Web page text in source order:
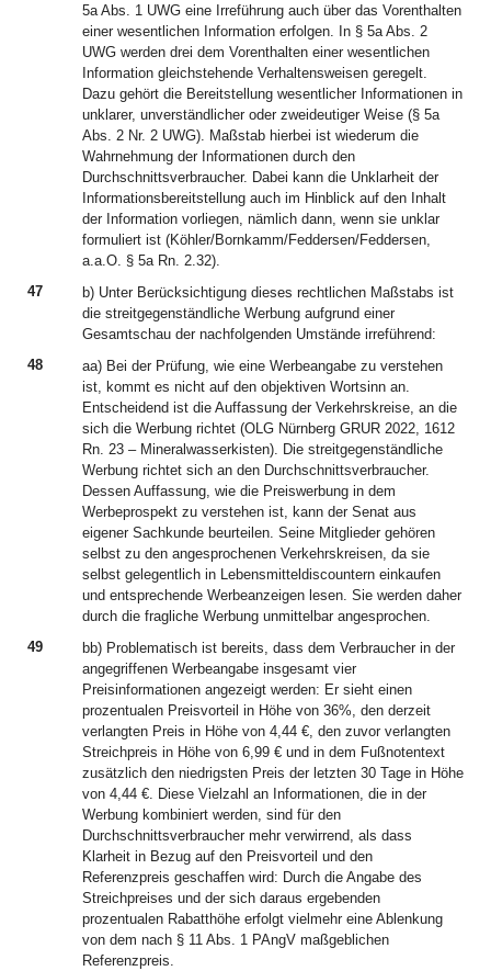
5a Abs. 1 UWG eine Irreführung auch über das Vorenthalten
einer wesentlichen Information erfolgen. In § 5a Abs. 2
UWG werden drei dem Vorenthalten einer wesentlichen
Information gleichstehende Verhaltensweisen geregelt.
Dazu gehört die Bereitstellung wesentlicher Informationen in
unklarer, unverständlicher oder zweideutiger Weise (§ 5a
Abs. 2 Nr. 2 UWG). Maßstab hierbei ist wiederum die
Wahrnehmung der Informationen durch den
Durchschnittsverbraucher. Dabei kann die Unklarheit der
Informationsbereitstellung auch im Hinblick auf den Inhalt
der Information vorliegen, nämlich dann, wenn sie unklar
formuliert ist (Köhler/Bornkamm/Feddersen/Feddersen,
a.a.O. § 5a Rn. 2.32).
47
b) Unter Berücksichtigung dieses rechtlichen Maßstabs ist
die streitgegenständliche Werbung aufgrund einer
Gesamtschau der nachfolgenden Umstände irreführend:
48
aa) Bei der Prüfung, wie eine Werbeangabe zu verstehen
ist, kommt es nicht auf den objektiven Wortsinn an.
Entscheidend ist die Auffassung der Verkehrskreise, an die
sich die Werbung richtet (OLG Nürnberg GRUR 2022, 1612
Rn. 23 – Mineralwasserkisten). Die streitgegenständliche
Werbung richtet sich an den Durchschnittsverbraucher.
Dessen Auffassung, wie die Preiswerbung in dem
Werbeprospekt zu verstehen ist, kann der Senat aus
eigener Sachkunde beurteilen. Seine Mitglieder gehören
selbst zu den angesprochenen Verkehrskreisen, da sie
selbst gelegentlich in Lebensmitteldiscountern einkaufen
und entsprechende Werbeanzeigen lesen. Sie werden daher
durch die fragliche Werbung unmittelbar angesprochen.
49
bb) Problematisch ist bereits, dass dem Verbraucher in der
angegriffenen Werbeangabe insgesamt vier
Preisinformationen angezeigt werden: Er sieht einen
prozentualen Preisvorteil in Höhe von 36%, den derzeit
verlangten Preis in Höhe von 4,44 €, den zuvor verlangten
Streichpreis in Höhe von 6,99 € und in dem Fußnotentext
zusätzlich den niedrigsten Preis der letzten 30 Tage in Höhe
von 4,44 €. Diese Vielzahl an Informationen, die in der
Werbung kombiniert werden, sind für den
Durchschnittsverbraucher mehr verwirrend, als dass
Klarheit in Bezug auf den Preisvorteil und den
Referenzpreis geschaffen wird: Durch die Angabe des
Streichpreises und der sich daraus ergebenden
prozentualen Rabatthöhe erfolgt vielmehr eine Ablenkung
von dem nach § 11 Abs. 1 PAngV maßgeblichen
Referenzpreis.